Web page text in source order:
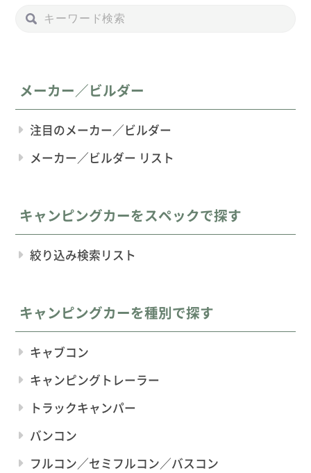
メーカー／ビルダー
注目のメーカー／ビルダー
メーカー／ビルダー リスト
キャンピングカーをスペックで探す
絞り込み検索リスト
キャンピングカーを種別で探す
キャブコン
キャンピングトレーラー
トラックキャンパー
バンコン
フルコン／セミフルコン／バスコン